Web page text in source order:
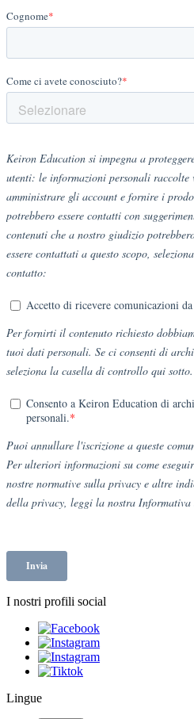
I nostri profili social
Lingue